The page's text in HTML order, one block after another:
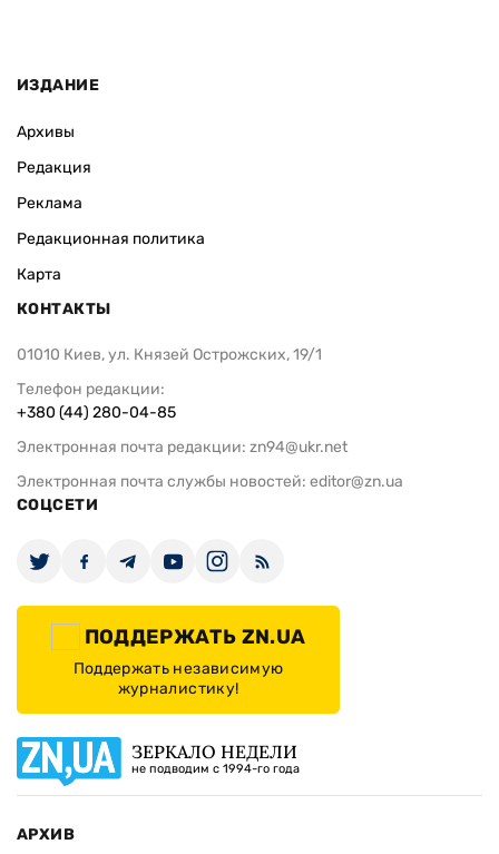
ИЗДАНИЕ
Архивы
Редакция
Реклама
Редакционная политика
Карта
КОНТАКТЫ
01010 Киев, ул. Князей Острожских, 19/1
Телефон редакции:
+380 (44) 280-04-85
Электронная почта редакции: zn94@ukr.net
Электронная почта службы новостей: editor@zn.ua
СОЦСЕТИ
ПОДДЕРЖАТЬ ZN.UA
Поддержать независимую
журналистику!
ЗЕРКАЛО НЕДЕЛИ
не подводим с 1994-го года
АРХИВ